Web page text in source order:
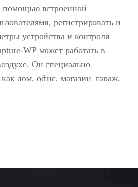
помощью встроенной
регистрировать и
устройства и контроля
WP может работать в
Он специально
дом, офис, магазин, гараж,